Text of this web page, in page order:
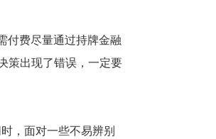
付费尽量通过持牌金融
策出现了错误，一定要
，面对一些不易辨别